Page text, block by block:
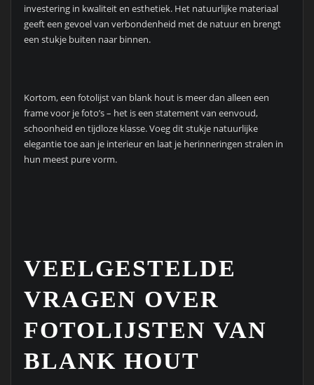
investering in kwaliteit en esthetiek. Het natuurlijke materiaal
geeft een gevoel van verbondenheid met de natuur en brengt
een stukje buiten naar binnen.
Kortom, een fotolijst van blank hout is meer dan alleen een
frame voor je foto’s – het is een statement van eenvoud,
schoonheid en tijdloze klasse. Voeg dit stukje natuurlijke
elegantie toe aan je interieur en laat je herinneringen stralen in
hun meest pure vorm.
VEELGESTELDE
VRAGEN OVER
FOTOLIJSTEN VAN
BLANK HOUT